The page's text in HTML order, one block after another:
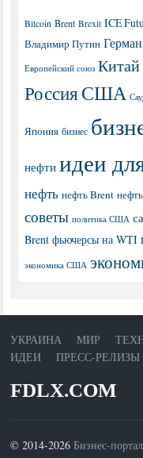
Bitcoin Brent Brexit ICE
Владимир Путин
Европейский союз Китай
РоссияСША
Япония бизнес
нефти идеи
нефть нефть Brent
советы политика США
Brent фьючерсы на WTI
экономика США
УКРАИНА МИР
ИДЕИ
ПРЕСС-РЕЛИЗЫ
FDLX.COM
© 2014-2026 Бизнес-